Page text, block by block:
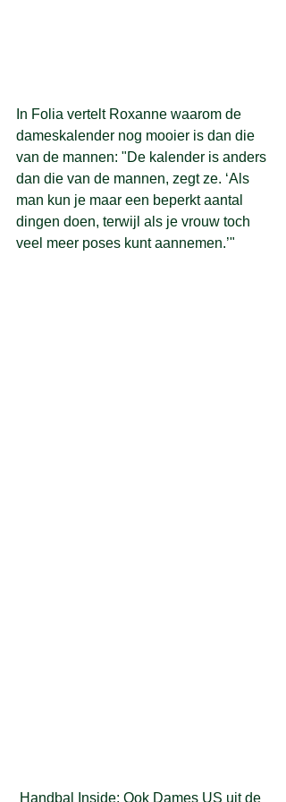
In Folia vertelt Roxanne waarom de
dameskalender nog mooier is dan die
van de mannen: "De kalender is anders
dan die van de mannen, zegt ze. ‘Als
man kun je maar een beperkt aantal
dingen doen, terwijl als je vrouw toch
veel meer poses kunt aannemen.’"
Handbal Inside: Ook Dames US uit de